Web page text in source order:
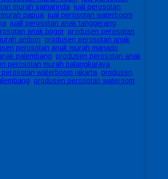
murah samarinda, jual perosotan
papua, jual perosotan waterboom
, juall perosotan anak tanggerang,
anak bogor, produsen perosotan
ambon, produsen perosotan anak
perosotan anak murah manado,
palembang, produsen perosotan anak
perosotan murah palangkaraya,
waterboom jakarta, produsen
, produsen perosotan wateroom